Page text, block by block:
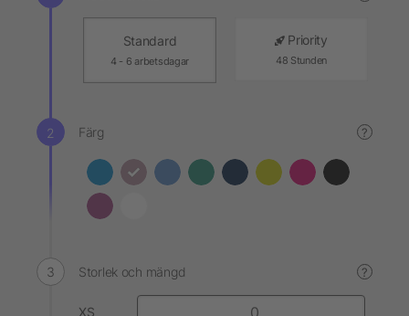
Standard
4 - 6 arbetsdagar
Priority
48 Stunden
Färg ?
Storlek och mängd ?
XS